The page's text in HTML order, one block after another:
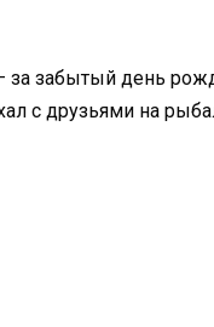
за забытый день
с друзьями на